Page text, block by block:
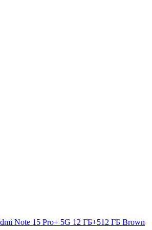
Note 15 Pro+ 5G 12 ГБ+512 ГБ Brown